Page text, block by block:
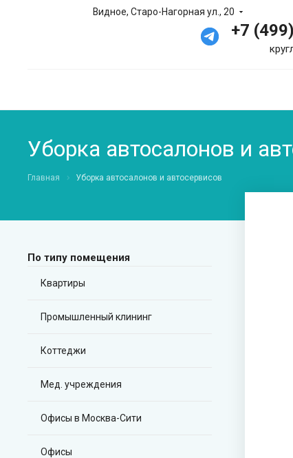
Видное, Старо-Нагорная ул., 20
+7
Уборка автосалонов и
Главная Уборка автосалонов и автосервисов
По типу помещения
Квартиры
Промышленный клининг
Коттеджи
Мед. учреждения
Офисы в Москва-Сити
Офисы